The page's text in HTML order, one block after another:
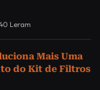
Leram
Mais Uma
do Kit de Filtros